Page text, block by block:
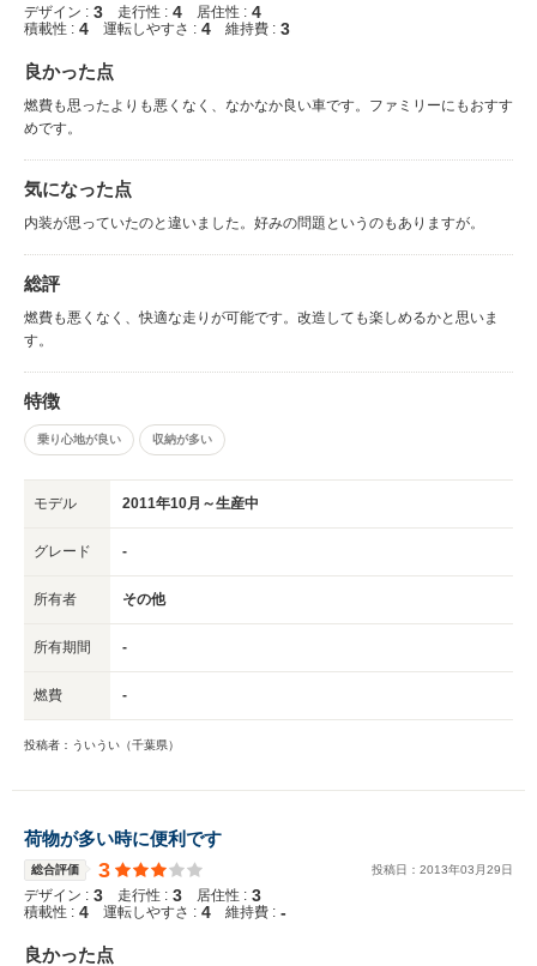
デザイン : 3 走行性 : 4 居住性 : 4
積載性 : 4 運転しやすさ : 4 維持費 : 3
良かった点
燃費も思ったよりも悪くなく、なかなか良い車です。ファミリーにもおすす
めです。
気になった点
内装が思っていたのと違いました。好みの問題というのもありますが。
総評
燃費も悪くなく、快適な走りが可能です。改造しても楽しめるかと思いま
す。
特徴
乗り心地が良い 収納が多い
モデル 2011年10月～生産中
グレード -
所有者 その他
所有期間 -
燃費 -
投稿者：ういうい（千葉県）
荷物が多い時に便利です
総合評価 3 投稿日： 2013年03 月29日
デザイン : 3 走行性 : 3 居住性 : 3
積載性 : 4 運転しやすさ : 4 維持費 : -
良かった点